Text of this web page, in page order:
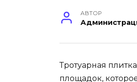
АВТОР
Тротуарная
площадок,